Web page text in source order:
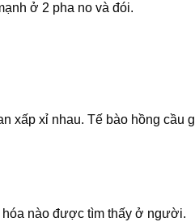
ở 2 pha no và đói.
xấp xỉ nhau. Tế bào hồng cầu
nào được tìm thấy ở người.